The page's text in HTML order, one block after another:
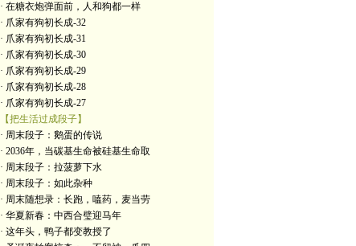
· 在糖衣炮弹面前，人和狗都一样
· 爪家有狗初长成-32
· 爪家有狗初长成-31
· 爪家有狗初长成-30
· 爪家有狗初长成-29
· 爪家有狗初长成-28
· 爪家有狗初长成-27
【把生活过成段子】
· 周末段子：鹅蛋的传说
· 2036年，当碳基生命被硅基生命取
· 周末段子：拉菠萝下水
· 周末段子：如此杂种
· 周末随想录：长跑，嗑药，麦当劳
· 华夏新春：中西合璧迎马年
· 这年头，鸭子都变教授了